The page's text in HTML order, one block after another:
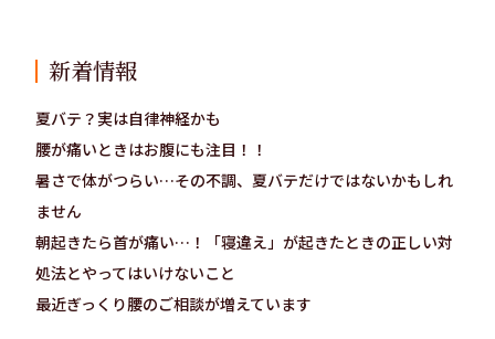
新着情報
夏バテ？実は自律神経かも
腰が痛いときはお腹にも注目！！
暑さで体がつらい…その不調、夏バテだけではないかもしれ
ません
朝起きたら首が痛い…！「寝違え」が起きたときの正しい対
処法とやってはいけないこと
最近ぎっくり腰のご相談が増えています